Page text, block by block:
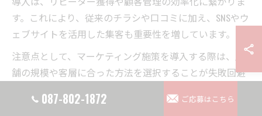
す。これにより、従来のチラシや口コミに加え、SNSやウ
ェブサイトを活用した集客も重要性を増しています。
注意点として、マーケティング施策を導入する際は、店
舗の規模や客層に合った方法を選択することが失敗回避
するのではなく、自店の強みや地域特性を分析し、最適
087-802-1872 ご応募はこちら